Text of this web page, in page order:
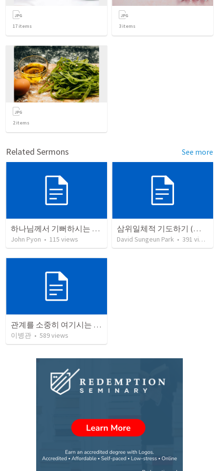
17 items 3 items
2items
Related Sermons See more
하나님께서 기뻐하시는 삶 (골로새서 1-4장)
John Pyon • 115 views
삼위일체적 기도하기 (에베소서 3:14-21)
David Sungeun Park • 391 views
관계를 소중히 여기시는 하나님
이병관 • 589views